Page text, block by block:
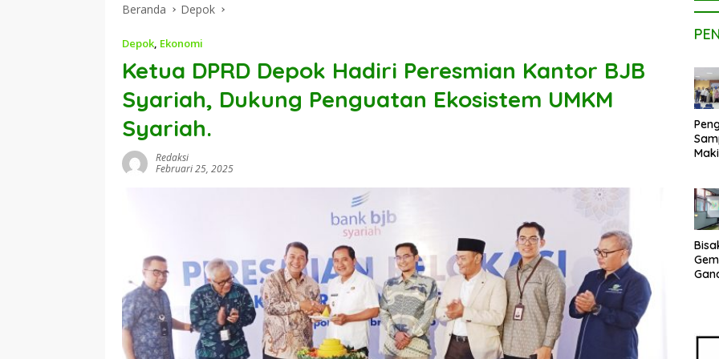
Beranda Depok
Depok, Ekonomi
Ketua DPRD Depok Hadiri Peresmian Kantor BJB
Syariah, Dukung Penguatan Ekosistem UMKM
Syariah.
Redaksi
Februari 25, 2025